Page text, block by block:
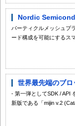
Nordic
パーティクルメッシュプ
ード構成を可能にするス
世界最先端のブ
- 第一弾としてSDK / API
新版である「mijin v.2